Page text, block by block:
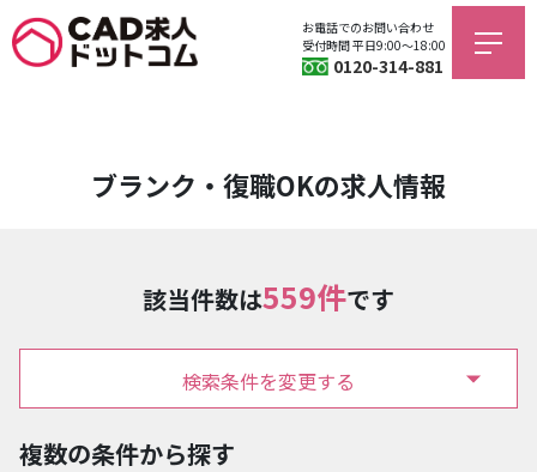
お電話でのお問い合わせ
受付時間 平日9:00〜18:00
0120-314-881
ブランク・復職OKの求人情報
該当件数は559件です
検索条件を変更する
複数の条件から探す